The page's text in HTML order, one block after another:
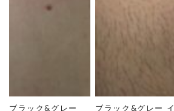
ブラック&グレー ブラック&グレー イ